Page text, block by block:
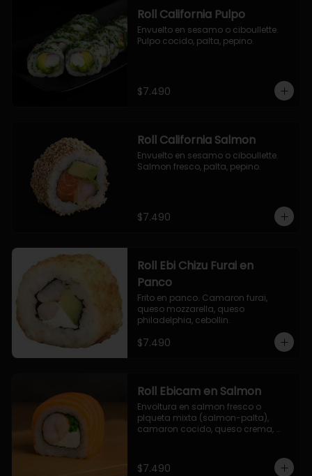
Roll California Pulpo
Envuelto en sesamo o ciboullette.
Pulpo cocido, palta, pepino.
$7.490
Roll California Salmon
Envuelto en sesamo o ciboullette.
Salmon fresco, palta, pepino.
$7.490
Roll Ebi Chizu Furai en
Panco
Frito en panco. Camaron furai,
queso mozzarella, queso
philadelphia, cebollin.
$7.490
Roll Ebicam en Salmon
Envoltura en salmon fresco o
plqueta mixta (salmon-palta),
camaron cocido, queso crema,
$7.490